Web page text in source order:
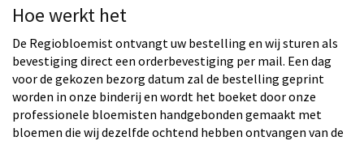
Hoe werkt het
De Regiobloemist ontvangt uw bestelling en wij sturen als
bevestiging direct een orderbevestiging per mail. Een dag
voor de gekozen bezorg datum zal de bestelling geprint
worden in onze binderij en wordt het boeket door onze
professionele bloemisten handgebonden gemaakt met
bloemen die wij dezelfde ochtend hebben ontvangen van de